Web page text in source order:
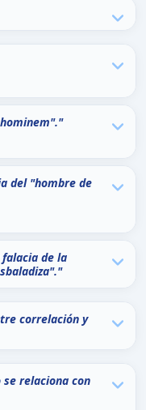
del "hombre de
de la
correlación y
relaciona con